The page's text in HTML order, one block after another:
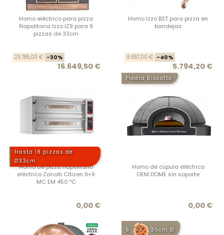
Horno eléctrico para pizza
Napolitana Izzo IZ9 para 9
pizzas de 33cm
Precio base
23.785,00 € -30%
16.649,50 €
Horno Izzo B2T para pizza en
bandejas
9.657,00 € -40%
5.794,20 €
Hasta 18 pizzas de
Ø33cm
Horno de pizza napolitano
eléctrico Zanolli Citizen 9+9
MC EM 450 ºC
Precio
0,00 €
Piedra Biscotto
Horno de cúpula eléctrico
OEM DOME sin soporte
0,00 €
9 35cm Ø